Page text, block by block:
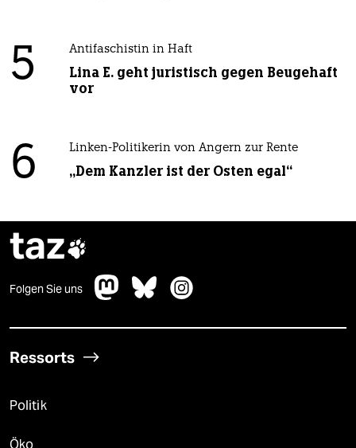
5 Antifaschistin in Haft
Lina E. geht juristisch gegen Beugehaft
vor
6 Linken-Politikerin von Angern zur Rente
„Dem Kanzler ist der Osten egal“
taz
Folgen Sie uns
Ressorts
Politik
Öko